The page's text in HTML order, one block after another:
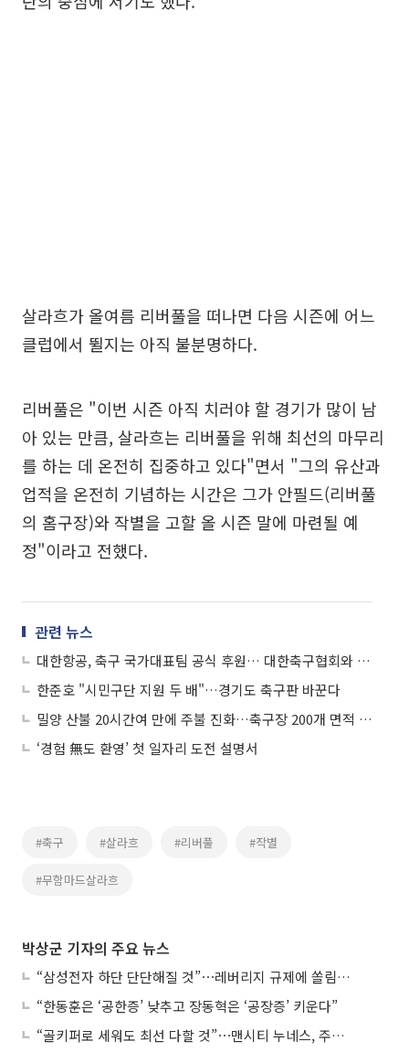
살라흐가 올여름 리버풀을 떠나면 다음 시즌에 어느
클럽에서 뛸지는 아직 불분명하다.
리버풀은 "이번 시즌 아직 치러야 할 경기가 많이 남
아 있는 만큼, 살라흐는 리버풀을 위해 최선의 마무리
를 하는 데 온전히 집중하고 있다"면서 "그의 유산과
업적을 온전히 기념하는 시간은 그가 안필드(리버풀
의 홈구장)와 작별을 고할 올 시즌 말에 마련될 예
정"이라고 전했다.
관련 뉴스
대한항공, 축구 국가대표팀 공식 후원… 대한축구협회와 파트너십
한준호 "시민구단 지원 두 배"…경기도 축구판 바꾼다
밀양 산불 20시간여 만에 주불 진화…축구장 200개 면적 소실
‘경험 無도 환영’ 첫 일자리 도전 설명서
#축구 #살라흐 #리버풀 #작별
#무함마드살라흐
박상군 기자의 주요 뉴스
“삼성전자 하단 단단해질 것”⋯레버리지 규제에 쏠림 완화
“한동훈은 ‘공한증’ 낮추고 장동혁은 ‘공장증’ 키운다”
“골키퍼로 세워도 최선 다할 것”⋯맨시티 누네스, 주전 경쟁 각오